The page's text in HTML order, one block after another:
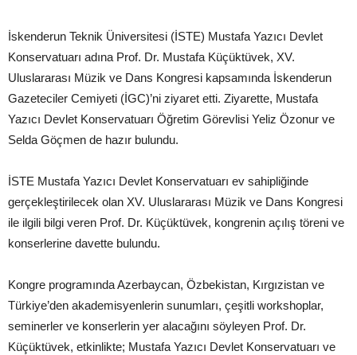
İskenderun Teknik Üniversitesi (İSTE) Mustafa Yazıcı Devlet
Konservatuarı adına Prof. Dr. Mustafa Küçüktüvek, XV.
Uluslararası Müzik ve Dans Kongresi kapsamında İskenderun
Gazeteciler Cemiyeti (İGC)’ni ziyaret etti. Ziyarette, Mustafa
Yazıcı Devlet Konservatuarı Öğretim Görevlisi Yeliz Özonur ve
Selda Göçmen de hazır bulundu.
İSTE Mustafa Yazıcı Devlet Konservatuarı ev sahipliğinde
gerçekleştirilecek olan XV. Uluslararası Müzik ve Dans Kongresi
ile ilgili bilgi veren Prof. Dr. Küçüktüvek, kongrenin açılış töreni ve
konserlerine davette bulundu.
Kongre programında Azerbaycan, Özbekistan, Kırgızistan ve
Türkiye’den akademisyenlerin sunumları, çeşitli workshoplar,
seminerler ve konserlerin yer alacağını söyleyen Prof. Dr.
Küçüktüvek, etkinlikte; Mustafa Yazıcı Devlet Konservatuarı ve